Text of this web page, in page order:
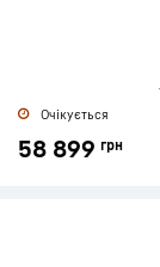
Очікується
58 899 грн